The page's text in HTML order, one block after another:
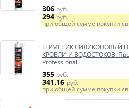
306 руб.
294руб.
при общей сумме покупки
ГЕРМЕТИК СИЛИКОНОВЫЙ
КРОВЛИ И ВОДОСТОКОВ.
Professional
355 руб.
341.16руб.
при общей сумме покупки